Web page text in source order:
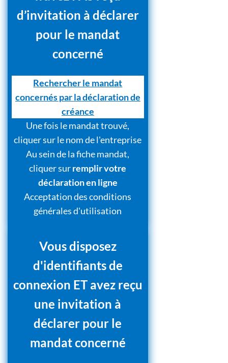
Vous disposez
d'identifiants de
connexion ET avez reçu
une invitation à
déclarer pour le
mandat concerné
d’invitation à déclarer
pour le mandat
concerné
Rechercher le mandat
concernés par la déclaration de
créance
Une fois le mandat trouvé,
cliquer sur le nom de l'entreprise
Au sein de la fiche mandat,
cliquer surremplir votre
déclaration en ligne
Acceptation des conditions
générales d'utilisation